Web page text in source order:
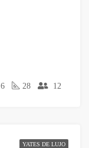
6 28 12
YATES DE LUJO